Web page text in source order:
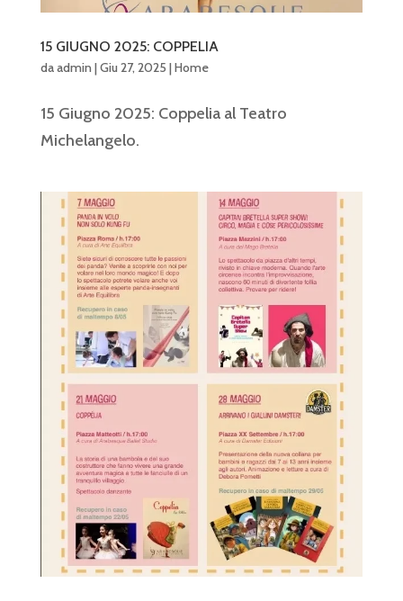
15 GIUGNO 2025: COPPELIA
daadmin |Giu 27, 2025 |Home
15 Giugno 2025: Coppelia al Teatro
Michelangelo.